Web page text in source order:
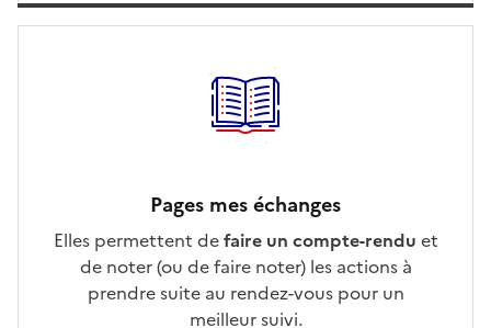
Pages mes échanges
Elles permettent defaire un compte-rendu et
de noter (ou de faire noter) les actions à
prendre suite au rendez-vous pour un
meilleur suivi.